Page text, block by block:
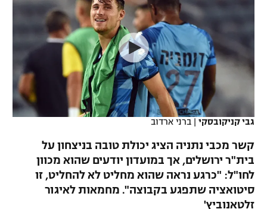
רץ ברשת
תוצאות
לוח שידורים
ברחבה
נבחרת ישראל
מכבי חיפה
בית"ר ירושלים
מכבי תל אביב
הפועל תל אביב
הפועל חיפה
הפועל באר שבע
ליגה ספרדית
ליגה איטלקית
ליגה צרפתית
ליגה הולנדית
ליגה טורקית
ליגה סינית
ליגה ברזילאית
כדורסל נשים
מכבי תל אביב
הפועל חולון
הפועל ירושלים
דני אבדיה
יורוליג
יורוקאפ
טניס
כדוריד
כדורעף
שחייה
ג'ודו
אגרוף
ספורט אולימפי
גבי קניקובסקי | ברני ארדוב
קשר מכבי נתניה הציג יכולת טובה בניצחון על
בית"ר ירושלים, אך במועדון יודעים שהוא מכוון
לחו"ל: "כרגע נראה שהוא מחליט לא להחליט, זו
סיטואציה שתפגע בקבוצה". מחמאות לאיגור
זלטאנוביץ'